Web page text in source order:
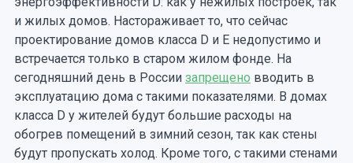
и жилых домов. Настораживает то, что сейчас
проектирование домов класса D и E недопустимо и
встречается только в старом жилом фонде. На
сегодняшний день в России запрещено вводить в
эксплуатацию дома с такими показателями. В домах
класса D у жителей будут большие расходы на
обогрев помещений в зимний сезон, так как стены
будут пропускать холод. Кроме того, с такими стенами